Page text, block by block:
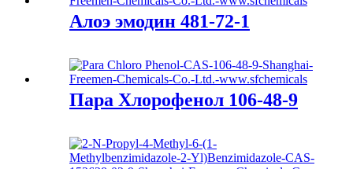
Алоэ эмодин 481-72-1
Пара Хлорофенол 106-48-9